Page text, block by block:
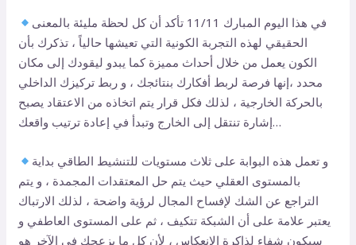
في هذا اليوم المبارك 11/11 تأكد أن كل لحظة مليئة بالمعنى
الحقيقي لهذه التجربة الكونية التي تعيشها حالياً ، تذكرك بأن
الكون يعمل من خلال أحداث مميزة كما يبدو ليقودك إلى مكان
محدد ،إنها فرصة لربط أفكارك بنتائجك ، و ربط تركيزك الداخلي
بالحركة الخارجية ، لذلك فكل قرار يتم اتخاذه من الاعتقاد يصبح
إشارة تنتقل إلى الخارج وتبدأ في إعادة ترتيب واقعك…
و تعمل هذه البوابة على ثلاث مستويات للتنشيط الطاقي بداية
بالمستوى العقلي حيث يتم حل المعتقدات المجمدة ، و يتم
التراجع عن الشك لإفساح المجال لرؤية واضحة ، لذلك الارتباك
يعتبر علامة على أن الشبكة تتكيف ، ثم على المستوى العاطفي و
سيكون شفاء لذاكرة الانعكاس ، لأن كل ما يزعجك في الآخر هو